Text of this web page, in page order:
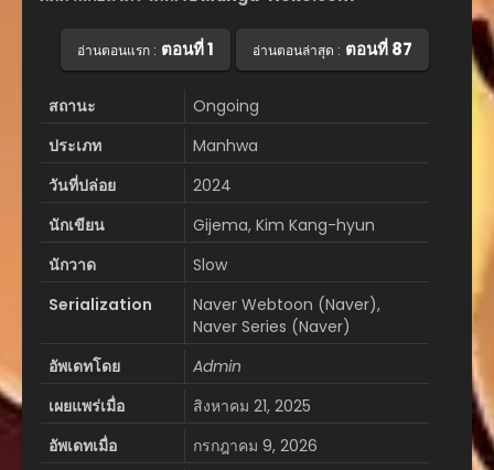
อ่านตอนแรก : ตอนที่ 1 อ่านตอนล่าสุด : ตอนที่ 87
สถานะ
Ongoing
ประเภท
Manhwa
วันที่ปล่อย
2024
นักเขียน
Gijema, Kim Kang-hyun
นักวาด
Slow
Serialization
Naver Webtoon (Naver),
Naver Series (Naver)
อัพเดทโดย
Admin
เผยแพร่เมื่อ
สิงหาคม 21, 2025
อัพเดทเมื่อ
กรกฎาคม 9, 2026